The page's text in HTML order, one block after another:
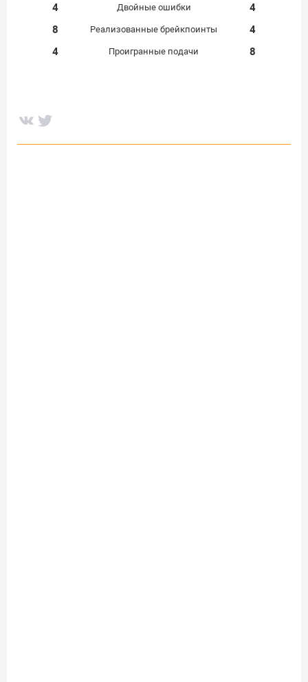
4
Двойные ошибки
4
8
Реализованные брейкпоинты
4
4
Проигранные подачи 8